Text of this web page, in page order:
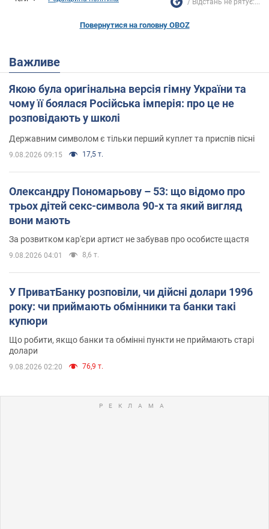
Повернутися на головну OBOZ
Важливе
Якою була оригінальна версія гімну України та
чому її боялася Російська імперія: про це не
розповідають у школі
Державним символом є тільки перший куплет та приспів пісні
9.08.2026 09:15 17,5 т.
Олександру Пономарьову – 53: що відомо про
трьох дітей секс-символа 90-х та який вигляд
вони мають
За розвитком кар'єри артист не забував про особисте щастя
9.08.2026 04:01 8,6 т.
У ПриватБанку розповіли, чи дійсні долари 1996
року: чи приймають обмінники та банки такі
купюри
Що робити, якщо банки та обмінні пункти не приймають старі
долари
9.08.2026 02:20 76,9 т.